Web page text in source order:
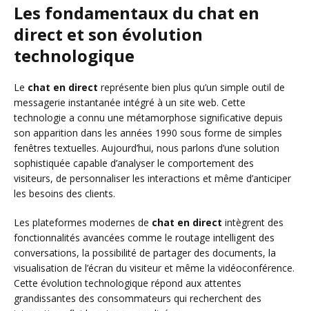
Les fondamentaux du chat en
direct et son évolution
technologique
Le chat en direct représente bien plus qu’un simple outil de
messagerie instantanée intégré à un site web. Cette
technologie a connu une métamorphose significative depuis
son apparition dans les années 1990 sous forme de simples
fenêtres textuelles. Aujourd’hui, nous parlons d’une solution
sophistiquée capable d’analyser le comportement des
visiteurs, de personnaliser les interactions et même d’anticiper
les besoins des clients.
Les plateformes modernes de chat en direct intègrent des
fonctionnalités avancées comme le routage intelligent des
conversations, la possibilité de partager des documents, la
visualisation de l’écran du visiteur et même la vidéoconférence.
Cette évolution technologique répond aux attentes
grandissantes des consommateurs qui recherchent des